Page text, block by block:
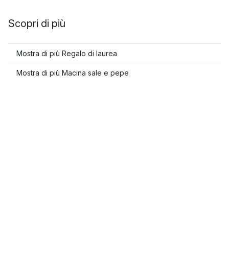
Scopri di più
Mostra di più Regalo di laurea
Mostra di più Macina sale e pepe